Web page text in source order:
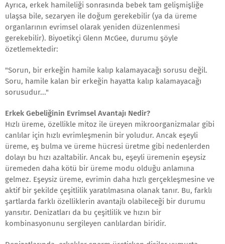
Ayrıca, erkek hamileliği sonrasında bebek tam gelişmişliğe
ulaşsa bile, sezaryen ile doğum gerekebilir (ya da üreme
organlarının evrimsel olarak yeniden düzenlenmesi
gerekebilir). Biyoetikçi Glenn McGee, durumu şöyle
özetlemektedir:
"Sorun, bir erkeğin hamile kalıp kalamayacağı sorusu değil.
Soru, hamile kalan bir erkeğin hayatta kalıp kalamayacağı
sorusudur..."
Erkek Gebeliğinin Evrimsel Avantajı Nedir?
Hızlı üreme, özellikle mitoz ile üreyen mikroorganizmalar gibi
canlılar için hızlı evrimleşmenin bir yoludur. Ancak eşeyli
üreme, eş bulma ve üreme hücresi üretme gibi nedenlerden
dolayı bu hızı azaltabilir. Ancak bu, eşeyli üremenin eşeysiz
üremeden daha kötü bir üreme modu olduğu anlamına
gelmez. Eşeysiz üreme, evrimin daha hızlı gerçekleşmesine ve
aktif bir şekilde çeşitlilik yaratılmasına olanak tanır. Bu, farklı
şartlarda farklı özelliklerin avantajlı olabileceği bir durumu
yansıtır. Denizatları da bu çeşitlilik ve hızın bir
kombinasyonunu sergileyen canlılardan biridir.